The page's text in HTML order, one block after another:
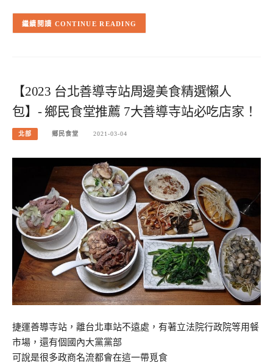
CONTINUE READING
【2023 台北善導寺站周邊美食精選懶人
包】- 鄉民食堂推薦 7大善導寺站必吃店家！
北部 鄉民食堂 2021-03-04
捷運善導寺站，離台北車站不遠處，有著立法院行政院等用餐
市場，還有個國內大黨黨部
可說是很多政商名流都會在這一帶覓食